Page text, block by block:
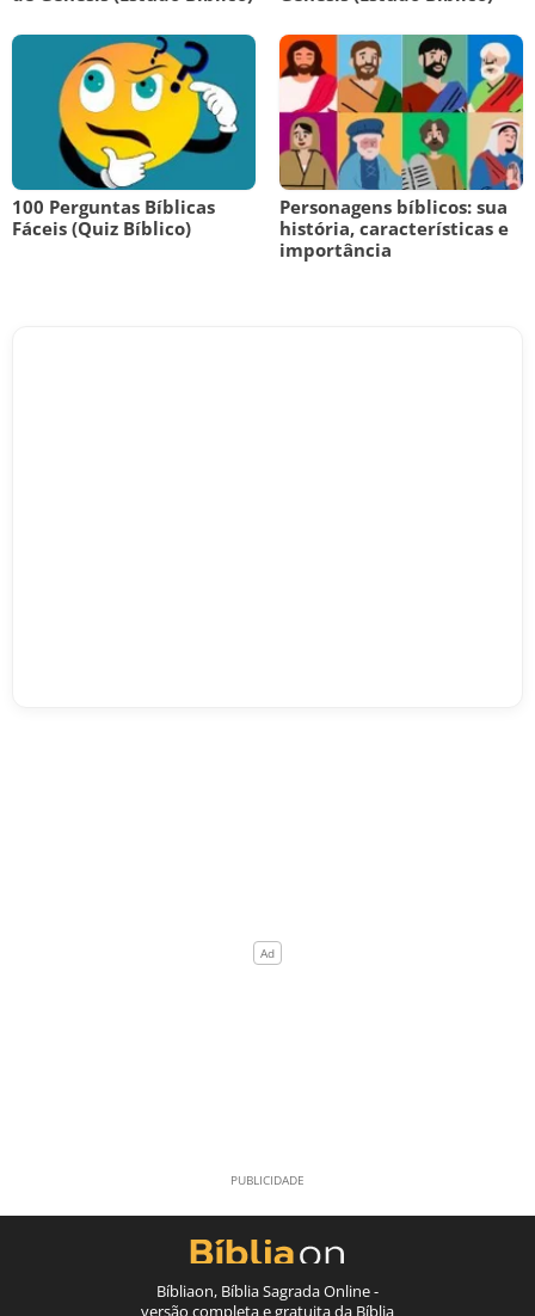
100 Perguntas Bíblicas
Fáceis (Quiz Bíblico)
Personagens bíblicos: sua
história, características e
importância
Bíbliaon, Bíblia Sagrada Online -
versão completa e gratuita da Bíblia